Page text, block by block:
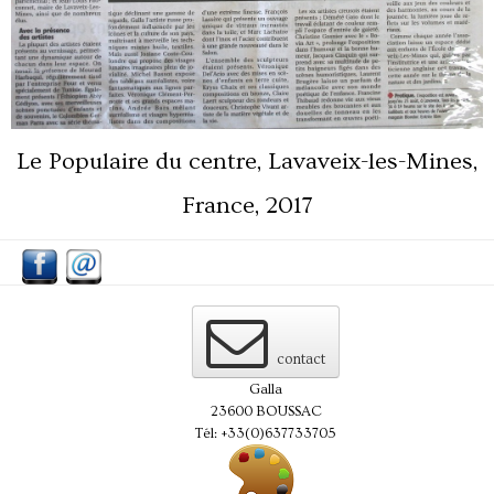
Le Populaire du centre, Lavaveix-les-Mines,
France, 2017
contact
Galla
23600 BOUSSAC
Tél: +33(0)637733705